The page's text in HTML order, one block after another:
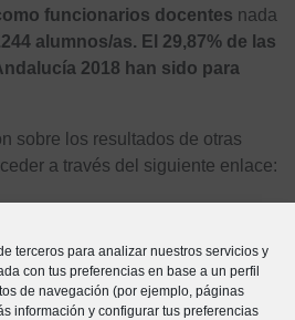
terceros para analizar nuestros servicios y
con tus preferencias en base a un perfil
de navegación (por ejemplo, páginas
información y configurar tus preferencias
funcionarios docentes nada
alumnos/as. El 29,87% de las
2018 han sido para
sobre los resultados de otras
a través del siguiente enlace:
sobre las oposiciones al